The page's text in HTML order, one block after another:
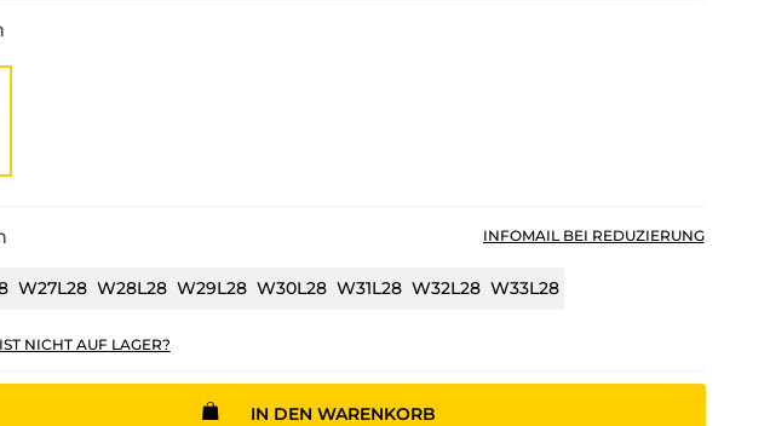
W27L28 W28L28 W29L28 W30L28 W31L28 W32L28 W33L28
INFOMAIL BEI REDUZIERUNG
NICHT AUF LAGER?
IN DEN WARENKORB